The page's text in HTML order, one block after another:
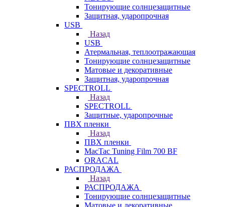
Тонирующие солнцезащитные
Защитная, ударопрочная
USB
Назад
USB
Атермальная, теплоотражающая
Тонирующие солнцезащитные
Матовые и декоративные
Защитная, ударопрочная
SPECTROLL
Назад
SPECTROLL
Защитные, ударопрочные
ПВХ пленки
Назад
ПВХ пленки
MacTac Tuning Film 700 BF
ORACAL
РАСПРОДАЖА
Назад
РАСПРОДАЖА
Тонирующие солнцезащитные
Матовые и декоративные